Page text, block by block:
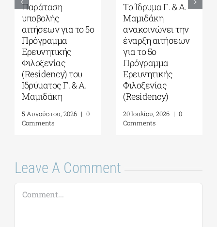
Παράταση
υποβολής
αιτήσεων για το 5ο
Πρόγραμμα
Ερευνητικής
Φιλοξενίας
(Residency) του
Ιδρύματος Γ. & Α.
Μαμιδάκη
5 Αυγούστου, 2026 | 0
Comments
Το Ίδρυμα Γ. & Α.
Μαμιδάκη
ανακοινώνει την
έναρξη αιτήσεων
για το 5ο
Πρόγραμμα
Ερευνητικής
Φιλοξενίας
(Residency)
20 Ιουλίου, 2026 | 0
Comments
Leave A Comment
Comment